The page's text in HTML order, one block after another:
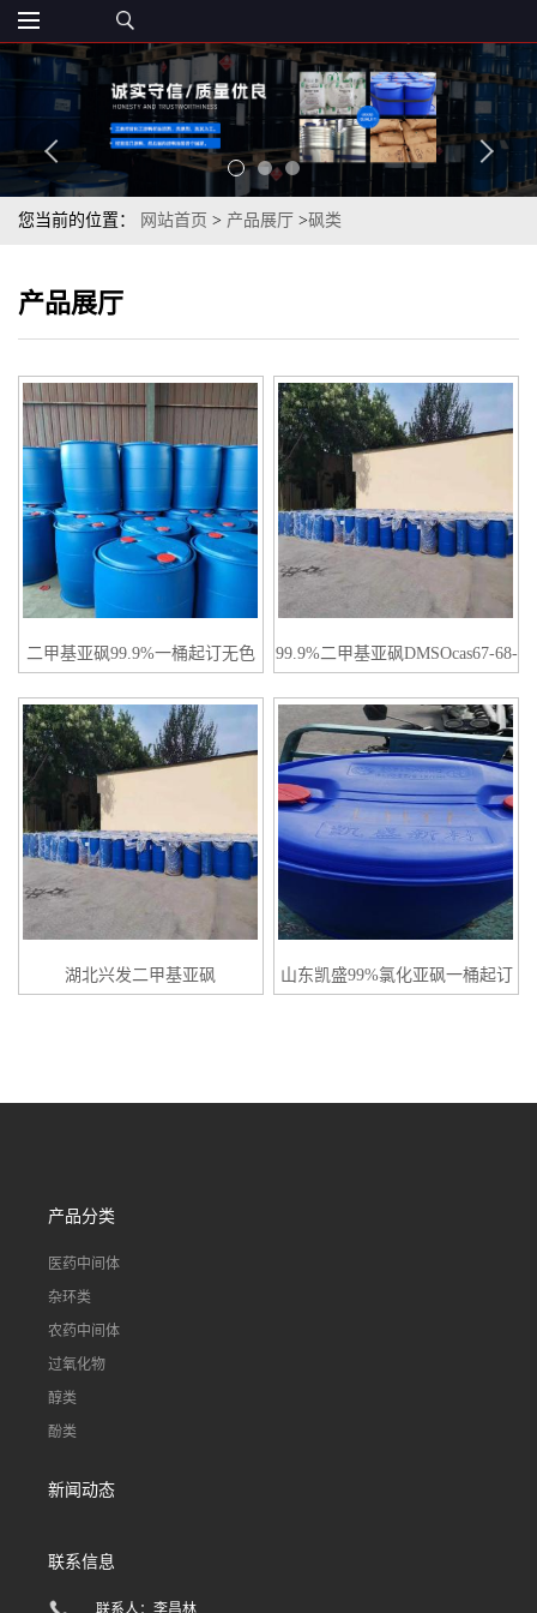
您当前的位置： 网站首页 > 产品展厅 >砜类
产品展厅
二甲基亚砜99.9%一桶起订无色
99.9%二甲基亚砜DMSOcas67-68-
湖北兴发二甲基亚砜
山东凯盛99%氯化亚砜一桶起订
产品分类
医药中间体
杂环类
农药中间体
过氧化物
醇类
酚类
新闻动态
联系信息